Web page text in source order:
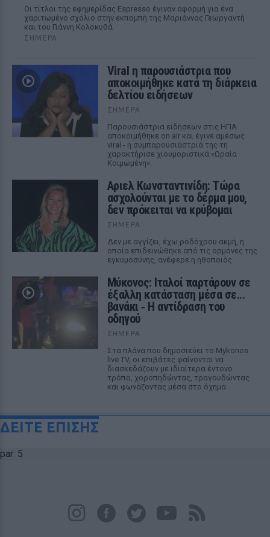
Οι τίτλοι της εφημερίδας Espresso έγιναν αφορμή για ένα
χαριτωμένο σχόλιο στην εκπομπή της Μαριάννας Γεωργαντή
και του Γιάννη Κολοκυθά
ΣΉΜΕΡΑ
Viral η παρουσιάστρια που
αποκοιμήθηκε κατά τη διάρκεια
δελτίου ειδήσεων
ΣΉΜΕΡΑ
Παρουσιάστρια ειδήσεων στις ΗΠΑ
αποκοιμήθηκε on air και έγινε αμέσως
viral - η συμπαρουσιάστριά της τη
χαρακτήρισε χιουμοριστικά «Ωραία
Κοιμωμένη».
Αριελ Κωνσταντινίδη: Τώρα
ασχολούνται με το δέρμα μου,
δεν πρόκειται να κρύβομαι
ΣΉΜΕΡΑ
Δεν με αγγίζει, έχω ροδόχρου ακμή, η
οποία επιδεινώθηκε από τις ορμόνες της
εγκυμοσύνης, ανέφερε η ηθοποιός
Μύκονος: Ιταλοί παρτάρουν σε
έξαλλη κατάσταση μέσα σε...
βανάκι ‑ Η αντίδραση του
οδηγού
ΣΉΜΕΡΑ
Στα πλάνα που δημοσιεύει το Mykonos
live TV, οι επιβάτες φαίνονται να
διασκεδάζουν με ιδιαίτερα έντονο
τρόπο, χοροπηδώντας, τραγουδώντας
και φωνάζοντας μέσα στο όχημα
ΔΕΙΤΕ ΕΠΙΣΗΣ
par: 5